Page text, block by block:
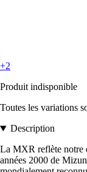
+2
Produit indisponible
Toutes les variations
Description
La MXR reflète notre
années 2000 de